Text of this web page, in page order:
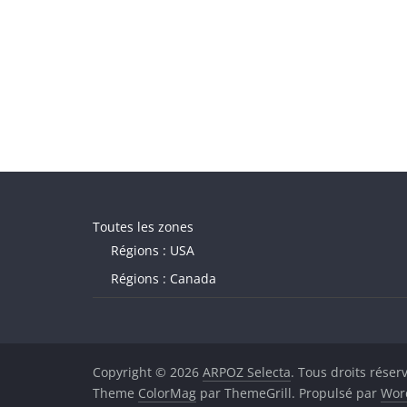
Toutes les zones
Régions : USA
Régions : Canada
Copyright © 2026 ARPOZ Selecta. Tous droits
Theme ColorMag par ThemeGrill. Propulsé par